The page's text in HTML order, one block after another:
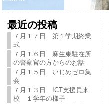
最近の投稿
７月１７日 第１学期終業
式
７月１６日 麻生東駐在所
の警察官の方からのお話
７月１５日 いじめゼロ集
会
７月１３日 ICT支援員来
校 １学年の様子